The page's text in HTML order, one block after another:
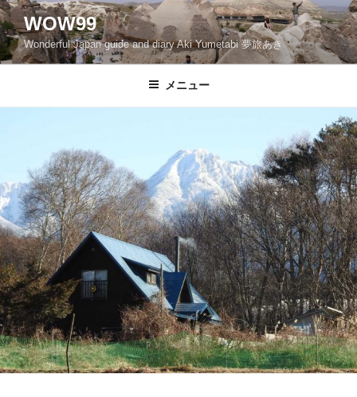
コ
ン
テ
ン
へ
プ
WOW99
Wonderful Japan guide and diary Aki Yumetabi 夢旅あき
メニュー